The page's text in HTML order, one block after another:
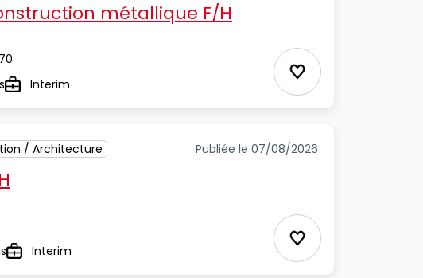
/ Architecture
métallique F/H
TypeInterim Ajouter aux
/ Architecture Publiée le 07/08/2026
TypeInterim Ajouter aux